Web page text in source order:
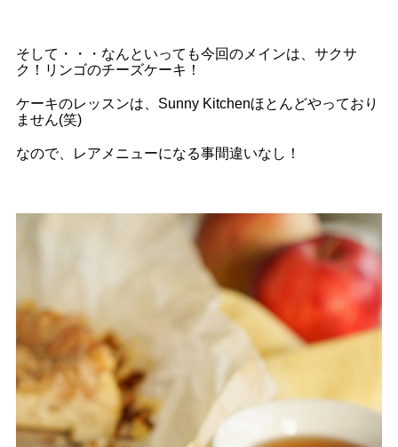
そして・・・なんといっても今回のメインは、サクサ
ク！リンゴのチーズケーキ！
ケーキのレッスンは、Sunny Kitchenほとんどやっており
ません(笑)
なので、レアメニューになる事間違いなし！